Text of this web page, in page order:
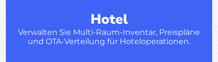
Hotel
Verwalten Sie Multi-Raum-Inventar, Preispläne
und OTA-Verteilung für Hoteloperationen.